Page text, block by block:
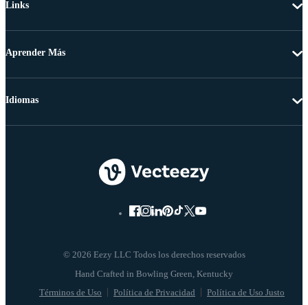
Links
Aprender Más
© 2026 Eezy LLC Todos los derechos reservados
Términos de Uso Política de Privacidad Política de Uso Justo
Idiomas